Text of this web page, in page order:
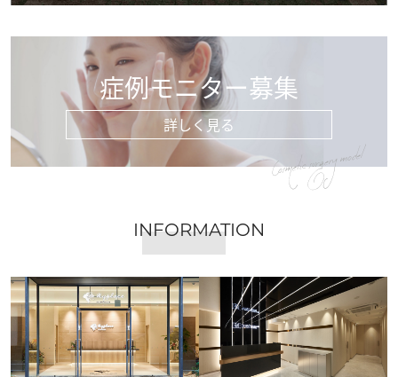
症例モニター募集
詳しく見る
Cosmetic surgery model
INFORMATION